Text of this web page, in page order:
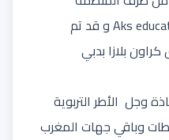
التعليمية الدولية Aks education awards و قد تم
بفندق كراون بلازا بدبي
وجل الأطر التربوية
وباقي جهات المغرب